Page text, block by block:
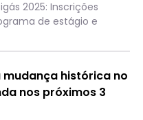
2025: Inscrições
de estágio e
histórica no
nos próximos 3